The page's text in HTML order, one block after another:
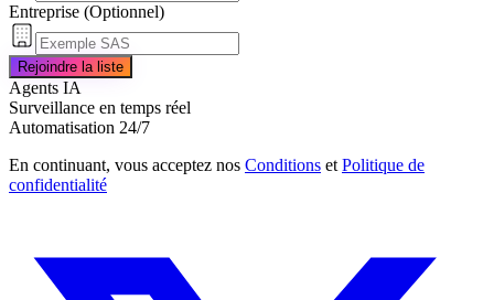
Entreprise (Optionnel)
Rejoindre la liste
Agents IA
Surveillance en temps réel
Automatisation 24/7
En continuant, vous acceptez nos Conditions et Politique de
confidentialité